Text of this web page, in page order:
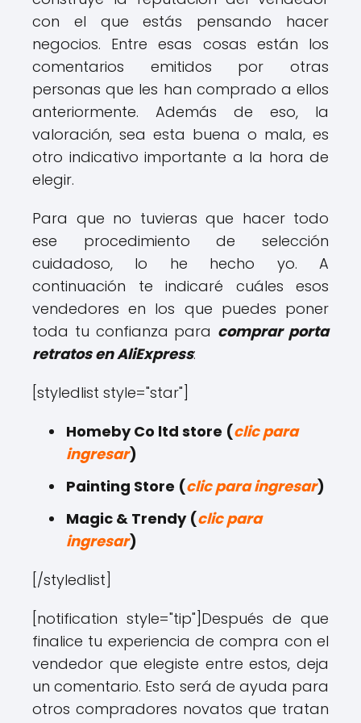
con el que estás pensando hacer
negocios. Entre esas cosas están los
comentarios emitidos por otras
personas que les han comprado a ellos
anteriormente. Además de eso, la
valoración, sea esta buena o mala, es
otro indicativo importante a la hora de
elegir.
Para que no tuvieras que hacer todo
ese procedimiento de selección
cuidadoso, lo he hecho yo. A
continuación te indicaré cuáles esos
vendedores en los que puedes poner
toda tu confianza para comprar porta
retratos en AliExpress:
[styledlist style="star"]
Homeby Co ltd store (clic para
ingresar)
Painting Store (clic para ingresar)
Magic & Trendy (clic para
ingresar)
[/styledlist]
[notification style="tip"]Después de que
finalice tu experiencia de compra con el
vendedor que elegiste entre estos, deja
un comentario. Esto será de ayuda para
otros compradores novatos que tratan